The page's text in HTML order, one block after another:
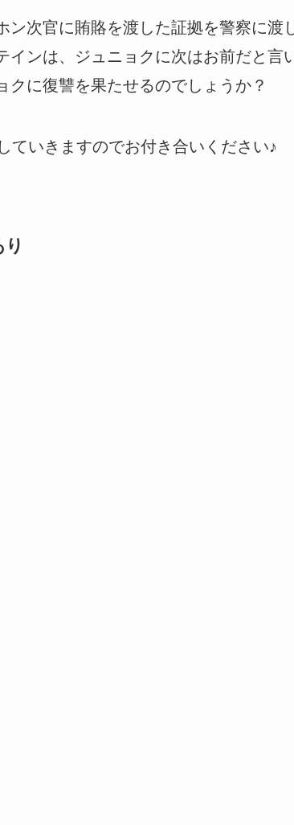
ン次官に賄賂を渡した証拠を警察に渡
ンは、ジュニョクに次はお前だと言
クに復讐を果たせるのでしょうか？
ていきますのでお付き合いください♪